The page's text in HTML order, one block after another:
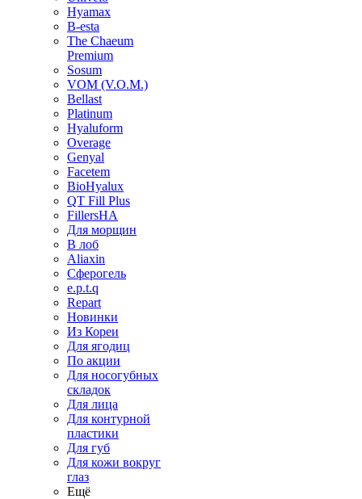
Hyamax
B-esta
The Chaeum
Premium
Sosum
VOM (V.O.M.)
Bellast
Platinum
Hyaluform
Overage
Genyal
Facetem
BioHyalux
QT Fill Plus
FillersHA
Для морщин
В лоб
Aliaxin
Сферогель
e.p.t.q
Repart
Новинки
Из Кореи
Для ягодиц
По акции
Для носогубных
складок
Для лица
Для контурной
пластики
Для губ
Для кожи вокруг
глаз
Ещё